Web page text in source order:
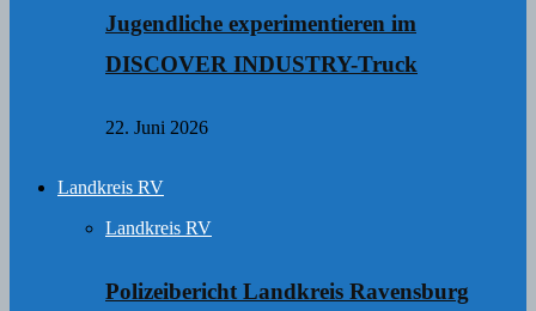
Jugendliche experimentieren im
DISCOVER INDUSTRY-Truck
22. Juni 2026
Landkreis RV
Landkreis RV
Polizeibericht Landkreis Ravensburg